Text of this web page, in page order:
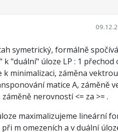
symetrický, formálně
"duální" úloze LP : 1 přechod
k minimalizaci, záměna
matice A, záměně
nerovností <= za >= .
maximalizujeme lineární
m omezeních a v duální